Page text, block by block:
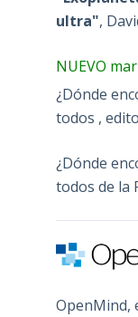
ultra",
NUEVO
¿Dónde
todos ,
¿Dónde
todos de la
OpenMind,